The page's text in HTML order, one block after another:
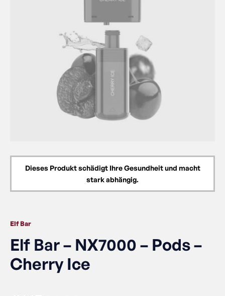
Dieses Produkt schädigt Ihre Gesundheit und macht
stark abhängig.
Elf Bar
Elf Bar – NX7000 – Pods –
Cherry Ice